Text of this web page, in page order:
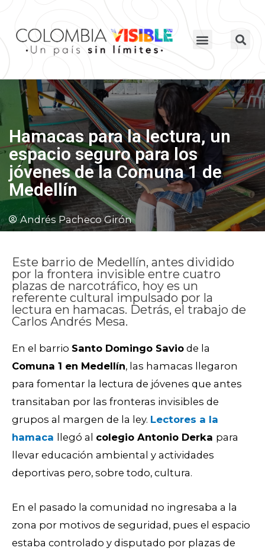
Hamacas para la lectura, un
espacio seguro para los
jóvenes de la Comuna 1 de
Medellín
Andrés Pacheco Girón
Este barrio de Medellín, antes dividido
por la frontera invisible entre cuatro
plazas de narcotráfico, hoy es un
referente cultural impulsado por la
lectura en hamacas. Detrás, el trabajo de
Carlos Andrés Mesa.
En el barrio Santo Domingo Savio de la
Comuna 1 en Medellín, las hamacas llegaron
para fomentar la lectura de jóvenes que antes
transitaban por las fronteras invisibles de
grupos al margen de la ley. Lectores a la
hamaca llegó al colegio Antonio Derka para
llevar educación ambiental y actividades
deportivas pero, sobre todo, cultura.
En el pasado la comunidad no ingresaba a la
zona por motivos de seguridad, pues el espacio
estaba controlado y disputado por plazas de